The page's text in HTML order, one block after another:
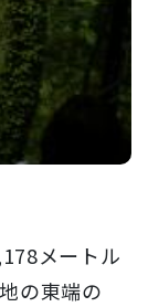
メートル
の東端の